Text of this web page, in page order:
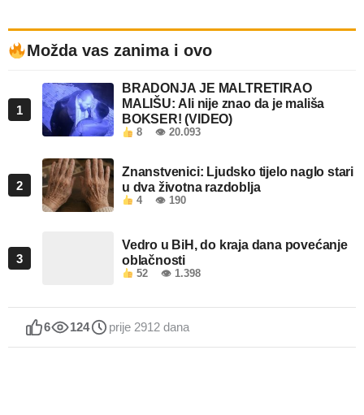
Možda vas zanima i ovo
1
BRADONJA JE MALTRETIRAO
MALIŠU: Ali nije znao da je mališa
BOKSER! (VIDEO)
8 👁 20.093
2
Znanstvenici: Ljudsko tijelo naglo stari
u dva životna razdoblja
4 👁 190
3
Vedro u BiH, do kraja dana povećanje
oblačnosti
52 👁 1.398
6 124 prije 2912 dana